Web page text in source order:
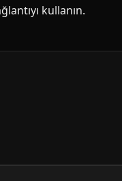
kullanın.